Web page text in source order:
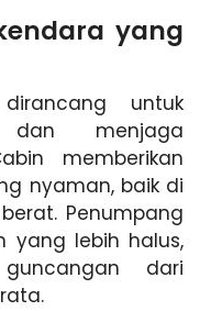
yang
untuk
dan menjaga
memberikan
nyaman, baik di
Penumpang
yang lebih halus,
dari